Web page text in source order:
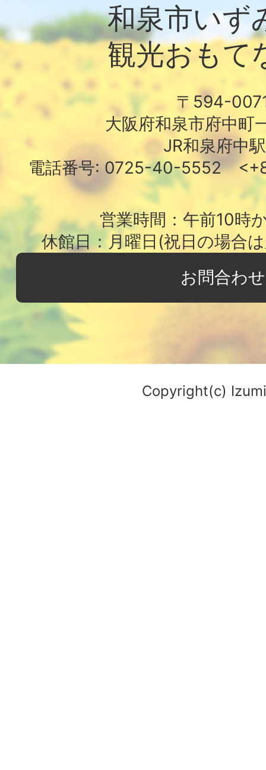
和泉市いず
観光おもて
〒594-
大阪府和泉市府中町
JR和泉府中
電話番号: 0725-40-5552
営業時間：午前10時
休館日：月曜日(祝日の場合
お問合わせ
Copyright(c)